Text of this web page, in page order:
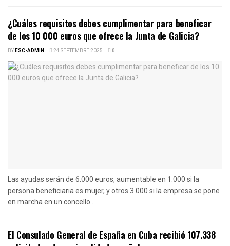
¿Cuáles requisitos debes cumplimentar para beneficar
de los 10 000 euros que ofrece la Junta de Galicia?
BYESC-ADMIN 24 SEPTEMBRE 2025 0
Las ayudas serán de 6.000 euros, aumentable en 1.000 si la
persona beneficiaria es mujer, y otros 3.000 si la empresa se pone
en marcha en un concello...
El Consulado General de España en Cuba recibió 107.338